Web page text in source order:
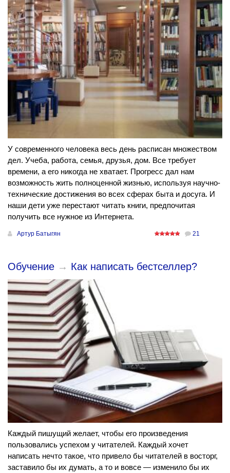
У современного человека весь день расписан множеством
дел. Учеба, работа, семья, друзья, дом. Все требует
времени, а его никогда не хватает. Прогресс дал нам
возможность жить полноценной жизнью, используя научно-
технические достижения во всех сферах быта и досуга. И
наши дети уже перестают читать книги, предпочитая
получить все нужное из Интернета.
Артур Батыгян 21
Обучение → Как написать бестселлер?
Каждый пишущий желает, чтобы его произведения
пользовались успехом у читателей. Каждый хочет
написать нечто такое, что привело бы читателей в восторг,
заставило бы их думать, а то и вовсе — изменило бы их